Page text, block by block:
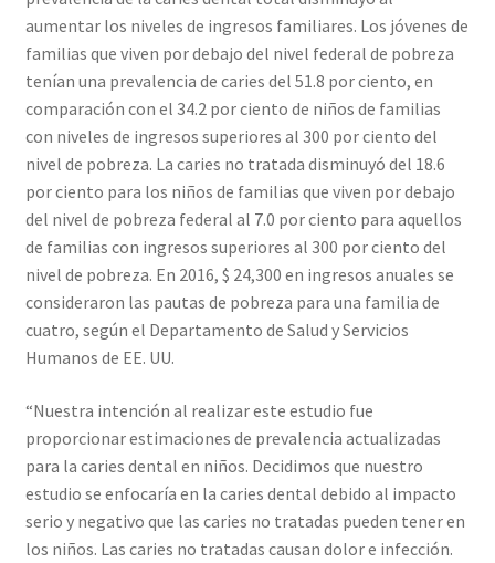
aumentar los niveles de ingresos familiares. Los jóvenes de
familias que viven por debajo del nivel federal de pobreza
tenían una prevalencia de caries del 51.8 por ciento, en
comparación con el 34.2 por ciento de niños de familias
con niveles de ingresos superiores al 300 por ciento del
nivel de pobreza. La caries no tratada disminuyó del 18.6
por ciento para los niños de familias que viven por debajo
del nivel de pobreza federal al 7.0 por ciento para aquellos
de familias con ingresos superiores al 300 por ciento del
nivel de pobreza. En 2016, $ 24,300 en ingresos anuales se
consideraron las pautas de pobreza para una familia de
cuatro, según el Departamento de Salud y Servicios
Humanos de EE. UU.
“Nuestra intención al realizar este estudio fue
proporcionar estimaciones de prevalencia actualizadas
para la caries dental en niños. Decidimos que nuestro
estudio se enfocaría en la caries dental debido al impacto
serio y negativo que las caries no tratadas pueden tener en
los niños. Las caries no tratadas causan dolor e infección.